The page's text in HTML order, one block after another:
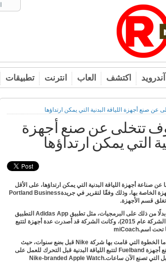
آندرويد اكتشف العاب انترنت تطبيقات
صنع أجهزة اللياقة البدنية التي يمكن ارتداؤها
تتخلى عن صنع أجهزة
التي يمكن ارتداؤها
صناعة أجهزة اللياقة البدنية التي يمكن ارتداؤها، على الأقل
الخاصة بها، وذلك وفقًا لتقرير في جريدةPortland Business
قسم الأجهزة.
من ذلك على البرمجيات، مثل تطبيق Adidas App التطبيق
الذي اشترته الشركة عام 2015)، وكانت الشركة قد أصدرت عدة أجهزة لتتبع
تحت اسمmiCoach.
الخطوة التي قامت بها شركة Nike قبل بضع سنوات، حيث
أجهزة Fuelband لتتبع اللياقة البدنية قبل التحرك للعمل على
التي تصنع الآن ساعاتNike-branded Apple Watch.